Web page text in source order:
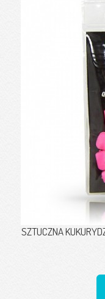
SZTUCZNA